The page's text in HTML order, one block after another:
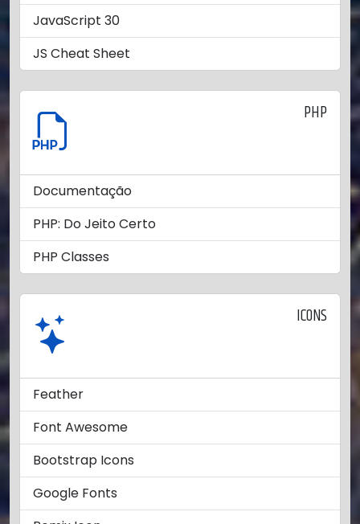
JavaScript 30
JS Cheat Sheet
PHP
Documentação
PHP: Do Jeito Certo
PHP Classes
ICONS
Feather
Font Awesome
Bootstrap Icons
Google Fonts